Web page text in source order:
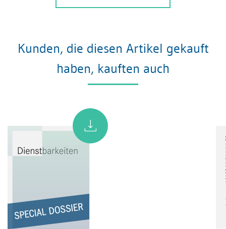
Kunden, die diesen Artikel gekauft
haben, kauften auch